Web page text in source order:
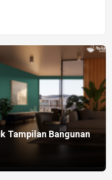
Tampilan Bangunan